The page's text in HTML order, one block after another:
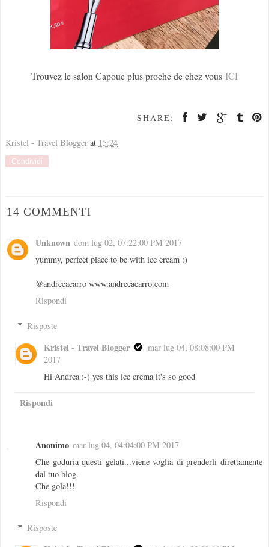
Trouvez le salon Capoue plus proche de chez vous ICI
SHARE:
Kristel - Travel Blogger at 15:24
Condividi
14 COMMENTI
Unknown dom lug 02, 07:22:00 PM 2017
yummy, perfect place to be with ice cream :)
@andreeacarro www.andreeacarro.com
Rispondi
Risposte
Kristel - Travel Blogger
mar lug 04, 08:08:00 PM
2017
Hi Andrea :-) yes this ice crema it's so good
Rispondi
Anonimo mar lug 04, 04:04:00 PM 2017
Che goduria questi gelati...viene voglia di prenderli direttamente
dal tuo blog.
Che gola!!!
Rispondi
Risposte